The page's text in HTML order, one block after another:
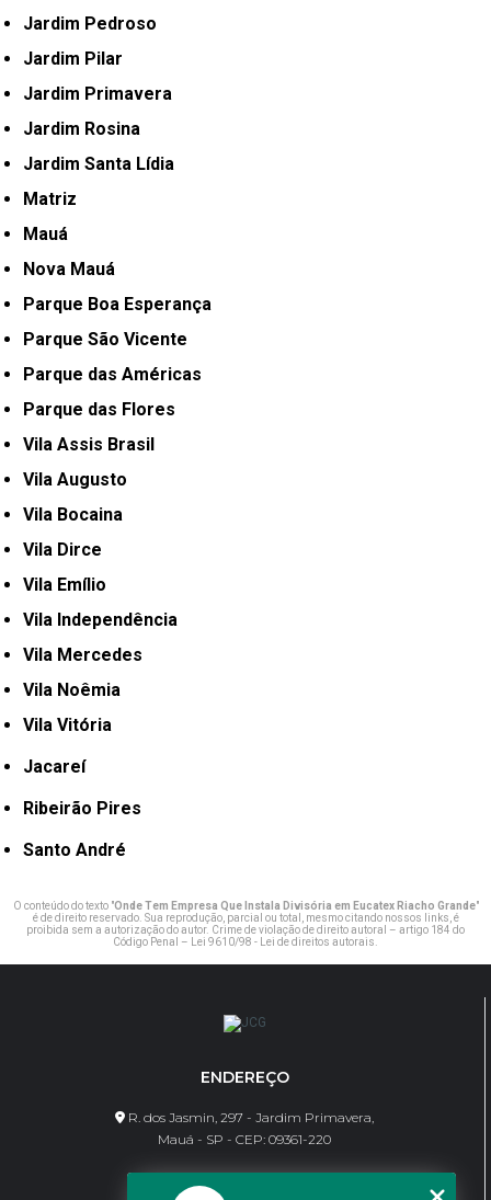
Jardim Pedroso
Jardim Pilar
Jardim Primavera
Jardim Rosina
Jardim Santa Lídia
Matriz
Mauá
Nova Mauá
Parque Boa Esperança
Parque São Vicente
Parque das Américas
Parque das Flores
Vila Assis Brasil
Vila Augusto
Vila Bocaina
Vila Dirce
Vila Emílio
Vila Independência
Vila Mercedes
Vila Noêmia
Vila Vitória
Jacareí
Ribeirão Pires
Santo André
O conteúdo do texto "Onde Tem Empresa Que Instala Divisória em Eucatex Riacho Grande"
é de direito reservado. Sua reprodução, parcial ou total, mesmo citando nossos links, é
proibida sem a autorização do autor. Crime de violação de direito autoral – artigo 184 do
Código Penal –
Lei 9610/98 - Lei de direitos autorais
ENDEREÇO
R. dos Jasmin, 297 - Jardim Primavera,
Mauá - SP - CEP: 09361-220
CONTATO